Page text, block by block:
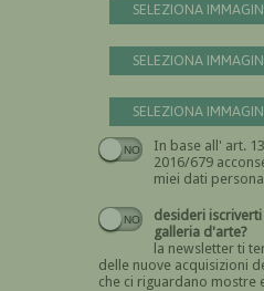
SELEZIONA
SELEZIONA
SELEZIONA
In base all' art.
2016/679 acconsento al
miei dati
desideri iscriverti alla
galleria d'arte?
la newsletter ti
delle nuove acquisizioni
che ci riguardano mostre